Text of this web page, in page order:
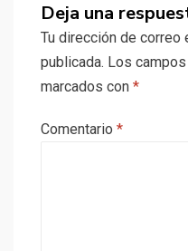
Deja una
Tu dirección de correo
publicada. Los
marcados con *
Comentario *